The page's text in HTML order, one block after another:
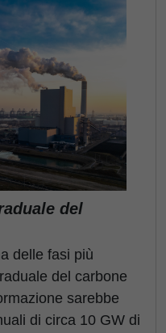
del
delle fasi più
del carbone
sarebbe
di circa 10 GW di